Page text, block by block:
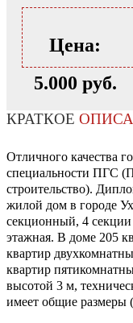
Цена:
5.000 руб.
КРАТКОЕ
Отличного качества
специальности ПГС
строительство).
жилой дом в городе
секционный, 4
этажная. В доме 205
квартир
квартир
высотой 3 м,
имеет общие размеры